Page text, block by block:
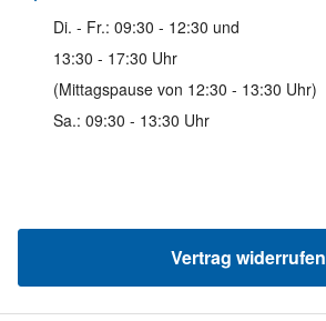
Di. - Fr.: 09:30 - 12:30 und
13:30 - 17:30 Uhr
(Mittagspause von 12:30 - 13:30 Uhr)
Sa.: 09:30 - 13:30 Uhr
Vertrag widerrufen